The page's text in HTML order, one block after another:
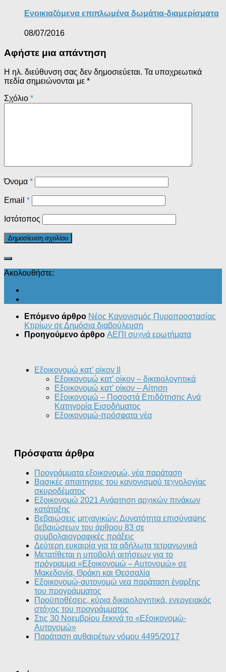
Ενοικιαζόμενα επιπλωμένα δωμάτια-διαμερίσματα
08/07/2016
Αφήστε μια απάντηση
Η ηλ. διεύθυνση σας δεν δημοσιεύεται. Τα υποχρεωτικά
πεδία σημειώνονται με *
Σχόλιο *
Όνομα *
Email *
Ιστότοπος
Ακολουθήστε:
Επόμενο άρθρο Νέος Κανονισμός Πυροπροστασίας
Κτιρίων σε Δημόσια διαβούλευση
Προηγούμενο άρθρο ΑΕΠΙ συχνά ερωτήματα
Εξοικονομώ κατ’ οίκον II
Εξοικονομώ κατ’ οίκον – δικαιολογητικά
Εξοικονομώ κατ’ οίκον – Αίτηση
Εξοικονομώ – Ποσοστά Επιδότησης Ανά
Κατηγορία Εισοδήματος
Εξοικονομώ-πρόσφατα νέα
Πρόσφατα άρθρα
Προγράμματα εξοικονομώ, νέα παράταση
Βασικές απαιτησεις του κανονισμού τεχνολογίας
σκυροδέματος
Εξοικονομώ 2021 Ανάρτηση αρχικών πινάκων
κατάταξης
Βεβαιώσεις μηχανικών: Δυνατότητα επισύναψης
βεβαιώσεων του άρθρου 83 σε
συμβολαιογραφικές πράξεις
Δεύτερη ευκαιρία για τα αδήλωτα τετραγωνικά
Μετατίθεται η υποβολή αιτήσεων για το
πρόγραμμα «Εξοικονομώ – Αυτονομώ» σε
Μακεδονία, Θράκη και Θεσσαλία
Εξοικονομώ-αυτονομώ νεα παράταση έναρξης
του προγράμματος
Προϋποθέσεις, κύρια δικαιολογητικά, ενεργειακός
στόχος του προγράμματος
Στις 30 Νοεμβρίου ξεκινά το «Εξοικονομώ-
Αυτονομώ»
Παράταση αυθαιρέτων νόμου 4495/2017